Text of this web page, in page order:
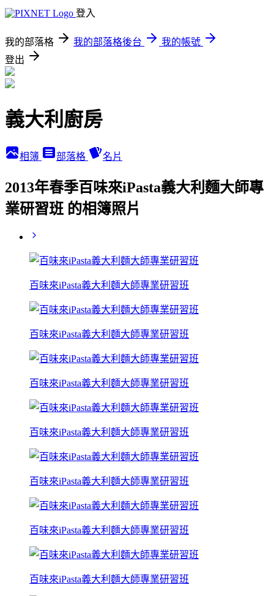
登入
我的部落格 我的部落格後台
我的帳號
登出
義大利廚房
相簿 部落格 名片
2013年春季百味來iPasta義大利麵大師專
業研習班 的相簿照片
百味來iPasta義大利麵大師專業研習班
百味來iPasta義大利麵大師專業研習班
百味來iPasta義大利麵大師專業研習班
百味來iPasta義大利麵大師專業研習班
百味來iPasta義大利麵大師專業研習班
百味來iPasta義大利麵大師專業研習班
百味來iPasta義大利麵大師專業研習班